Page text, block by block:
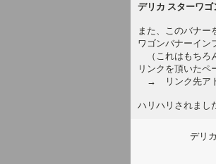
デリカ スターワ
また、このバナー
ワゴンバナーイン
（これはもちろ
リンクを頂いたペ
→ リンク先ア
ハリハリされまし
デリ